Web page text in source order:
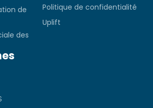
de
des
Politique de confidentialité
Uplift